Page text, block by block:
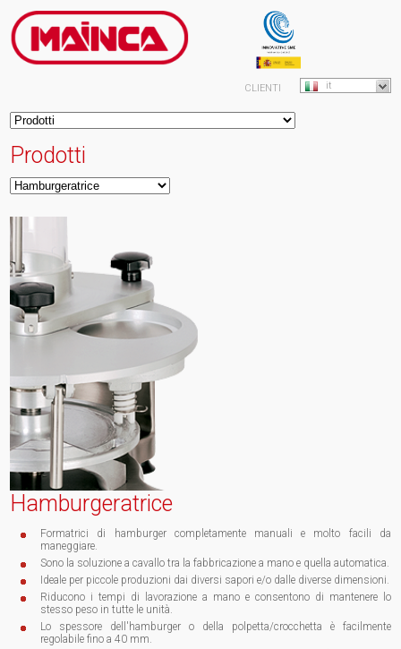
it
CLIENTI
Prodotti
Hamburgeratrice
Formatrici di hamburger completamente manuali e molto facili da
maneggiare.
Sono la soluzione a cavallo tra la fabbricazione a mano e quella automatica.
Ideale per piccole produzioni dai diversi sapori e/o dalle diverse dimensioni.
Riducono i tempi di lavorazione a mano e consentono di mantenere lo
stesso peso in tutte le unità.
Lo spessore dell'hamburger o della polpetta/crocchetta è facilmente
regolabile fino a 40 mm.